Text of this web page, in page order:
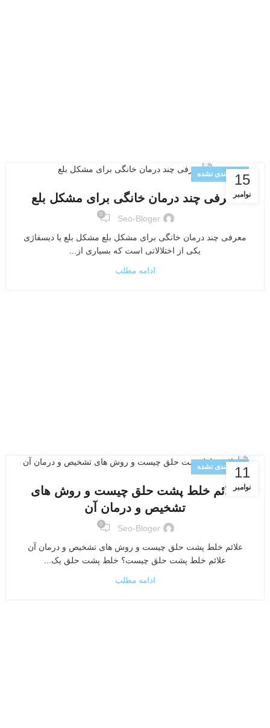
15
نوامبر
دسته‌بندی نشده
معرفی چند درمان خانگی برای مشکل بلع
Seo-Bloger
0
معرفی چند درمان خانگی برای مشکل بلع مشکل بلع یا دیسفاژی
یکی از اختلالاتی است که بسیاری از...
ادامه مطلب
11
نوامبر
دسته‌بندی نشده
علائم خلط پشت حلق چیست و روش های
تشخیص و درمان آن
Seo-Bloger
0
علائم خلط پشت حلق چیست و روش های تشخیص و درمان آن
علائم خلط پشت حلق چیست؟ خلط پشت حلق یک...
ادامه مطلب